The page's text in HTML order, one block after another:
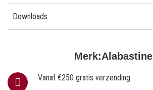
Merk:Alabastine
Vanaf €250 gratis verzending
Downloads